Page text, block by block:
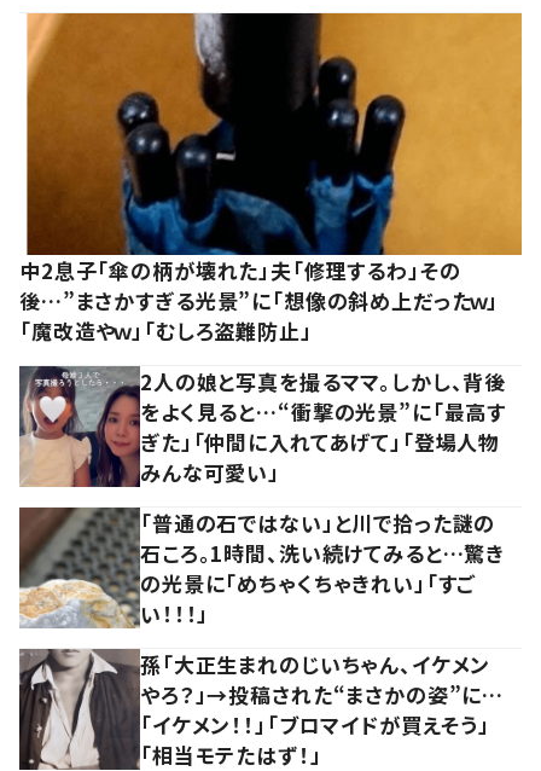
中2息子「傘の柄が壊れた」夫「修理するわ」その
後…”まさかすぎる光景”に「想像の斜め上だったｗ」
「魔改造やｗ」「むしろ盗難防止」
2人の娘と写真を撮るママ。しかし、背後
をよく見ると…“衝撃の光景”に「最高す
ぎた」「仲間に入れてあげて」「登場人物
みんな可愛い」
「普通の石ではない」と川で拾った謎の
石ころ。1時間、洗い続けてみると…驚き
の光景に「めちゃくちゃきれい」「すご
い！！！」
孫「大正生まれのじいちゃん、イケメン
やろ？」→投稿された“まさかの姿”に…
「イケメン！！」「ブロマイドが買えそう」
「相当モテたはず！」